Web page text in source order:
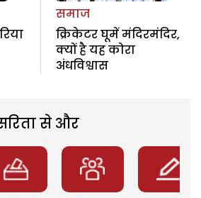
समाज
क्रिकेटर घूमें मंदिरमंदिर,
क्यों है यह कोरा
अंधविश्वास
से और